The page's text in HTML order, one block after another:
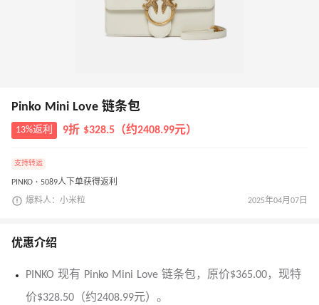
Pinko Mini Love 链条包
13%返利 9折 $328.5（约2408.99元）
支持转运
PINKO · 5089人下单获得返利
爆料人：小米粒 2025年04月07日
优惠介绍
PINKO 现有 Pinko Mini Love 链条包，原价$365.00，现特
价$328.50（约2408.99元）。